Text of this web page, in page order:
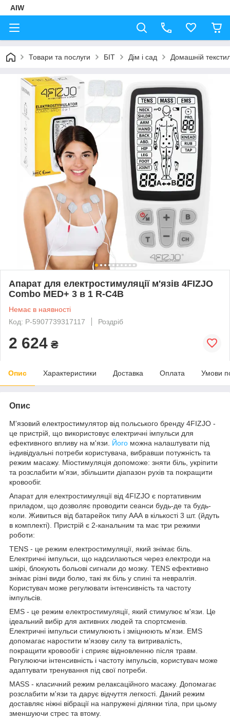
AIW
Товари та послуги БІТ Дім і сад Домашній
Апарат для електростимуляції м'язів 4FIZJO
Combo MED+ 3 в 1 R-C4B
Немає в наявності
Код: P-5907739317117
Роздріб
2 624 ₴
Опис Характеристики Доставка Оплата Умови
Опис
М'язовий електростимулятор від польського бренду 4FIZJO -
це пристрій, що використовує електричні імпульси для
ефективного впливу на м'язи. Його можна налаштувати під
індивідуальні потреби користувача, вибравши потужність та
режим масажу. Міостимуляція допоможе: зняти біль, укріпити
та розслабити м'язи, збільшити діапазон рухів та покращити
кровообіг.
Апарат для електростимуляції від 4FIZJO є портативним
приладом, що дозволяє проводити сеанси будь-де та будь-
коли. Живиться від батарейок типу ААА в кількості 3 шт. (йдуть
в комплекті). Пристрій є 2-канальним та має три режими
роботи:
TENS - це режим електростимуляції, який знімає біль.
Електричні імпульси, що надсилаються через електроди на
шкірі, блокують больові сигнали до мозку. TENS ефективно
знімає різні види болю, такі як біль у спині та невралгія.
Користувач може регулювати інтенсивність та частоту
імпульсів.
EMS - це режим електростимуляції, який стимулює м'язи. Це
ідеальний вибір для активних людей та спортсменів.
Електричні імпульси стимулюють і зміцнюють м'язи. EMS
допомагає наростити м’язову силу та витривалість,
покращити кровообіг і сприяє відновленню після травм.
Регулюючи інтенсивність і частоту імпульсів, користувач може
адаптувати тренування під свої потреби.
MASS - класичний режим релаксаційного масажу. Допомагає
розслабити м'язи та дарує відчуття легкості. Даний режим
доставляє ніжні вібрації на напружені ділянки тіла, при цьому
зменшуючи стрес та втому.